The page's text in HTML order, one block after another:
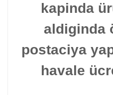
kapinda
aldiginda
postaciya
havale